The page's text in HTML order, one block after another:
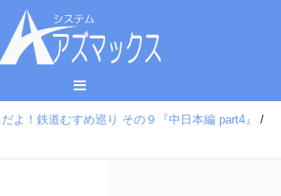
よ！鉄道むすめ巡り その９『中日本編 part4』
/